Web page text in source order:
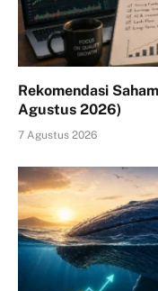
Rekomendasi
Agustus 2026)
7 Agustus 2026